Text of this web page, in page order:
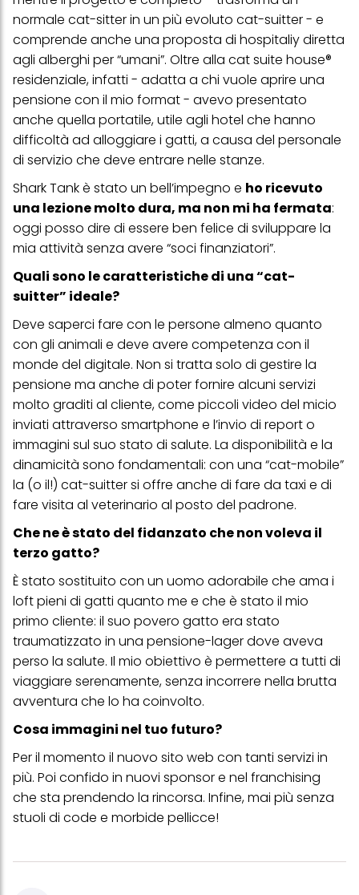
normale cat-sitter in un più evoluto cat-suitter - e
comprende anche una proposta di hospitaliy diretta
agli alberghi per “umani”. Oltre alla cat suite house®
residenziale, infatti - adatta a chi vuole aprire una
pensione con il mio format - avevo presentato
anche quella portatile, utile agli hotel che hanno
difficoltà ad alloggiare i gatti, a causa del personale
di servizio che deve entrare nelle stanze.
Shark Tank è stato un bell’impegno e ho ricevuto
una lezione molto dura, ma non mi ha fermata:
oggi posso dire di essere ben felice di sviluppare la
mia attività senza avere “soci finanziatori”.
Quali sono le caratteristiche di una “cat-
suitter” ideale?
Deve saperci fare con le persone almeno quanto
con gli animali e deve avere competenza con il
monde del digitale. Non si tratta solo di gestire la
pensione ma anche di poter fornire alcuni servizi
molto graditi al cliente, come piccoli video del micio
inviati attraverso smartphone e l’invio di report o
immagini sul suo stato di salute. La disponibilità e la
dinamicità sono fondamentali: con una “cat-mobile”
la (o il!) cat-suitter si offre anche di fare da taxi e di
fare visita al veterinario al posto del padrone.
Che ne è stato del fidanzato che non voleva il
terzo gatto?
È stato sostituito con un uomo adorabile che ama i
loft pieni di gatti quanto me e che è stato il mio
primo cliente: il suo povero gatto era stato
traumatizzato in una pensione-lager dove aveva
perso la salute. Il mio obiettivo è permettere a tutti di
viaggiare serenamente, senza incorrere nella brutta
avventura che lo ha coinvolto.
Cosa immagini nel tuo futuro?
Per il momento il nuovo sito web con tanti servizi in
più. Poi confido in nuovi sponsor e nel franchising
che sta prendendo la rincorsa. Infine, mai più senza
stuoli di code e morbide pellicce!